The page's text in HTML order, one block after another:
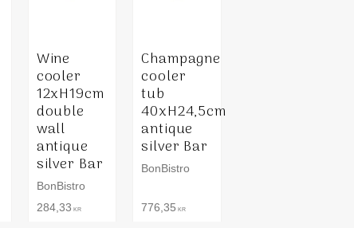
Wine
cooler
12xH19cm
double
wall
antique
silver Bar
BonBistro
284,33 KR
Champagne
cooler
tub
40xH24,5cm
antique
silver Bar
BonBistro
776,35 KR